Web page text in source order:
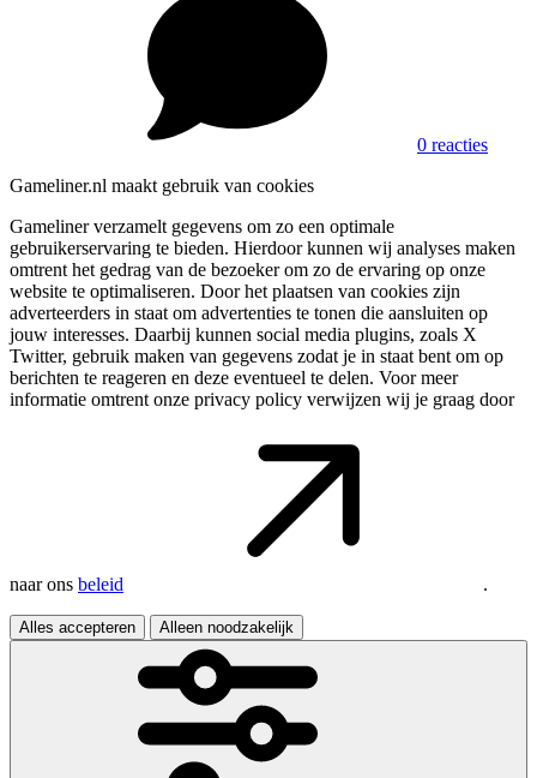
0 reacties
Gameliner.nl maakt gebruik van cookies
Gameliner verzamelt gegevens om zo een optimale
gebruikerservaring te bieden. Hierdoor kunnen wij analyses maken
omtrent het gedrag van de bezoeker om zo de ervaring op onze
website te optimaliseren. Door het plaatsen van cookies zijn
adverteerders in staat om advertenties te tonen die aansluiten op
jouw interesses. Daarbij kunnen social media plugins, zoals X
Twitter, gebruik maken van gegevens zodat je in staat bent om op
berichten te reageren en deze eventueel te delen. Voor meer
informatie omtrent onze privacy policy verwijzen wij je graag door
naar ons beleid .
Alles accepteren Alleen noodzakelijk